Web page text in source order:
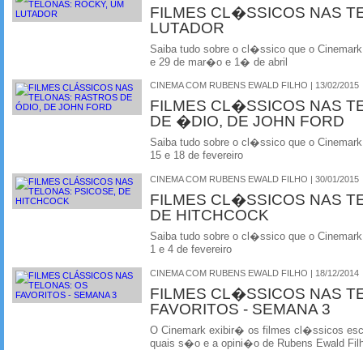
FILMES CL�SSICOS NAS
LUTADOR
Saiba tudo sobre o cl�ssico que o
e 29 de mar�o e 1� de abril
CINEMA COM RUBENS EWALD FILHO | 13/02/2015
FILMES CL�SSICOS NAS
DE �DIO, DE JOHN FORD
Saiba tudo sobre o cl�ssico que o
15 e 18 de fevereiro
CINEMA COM RUBENS EWALD FILHO | 30/01/2015
FILMES CL�SSICOS NAS
DE HITCHCOCK
Saiba tudo sobre o cl�ssico que o
1 e 4 de fevereiro
CINEMA COM RUBENS EWALD FILHO | 18/12/2014
FILMES CL�SSICOS NAS
FAVORITOS - SEMANA 3
O Cinemark exibir� os filmes cl�ssicos
quais s�o e a opini�o de Rubens Ewald